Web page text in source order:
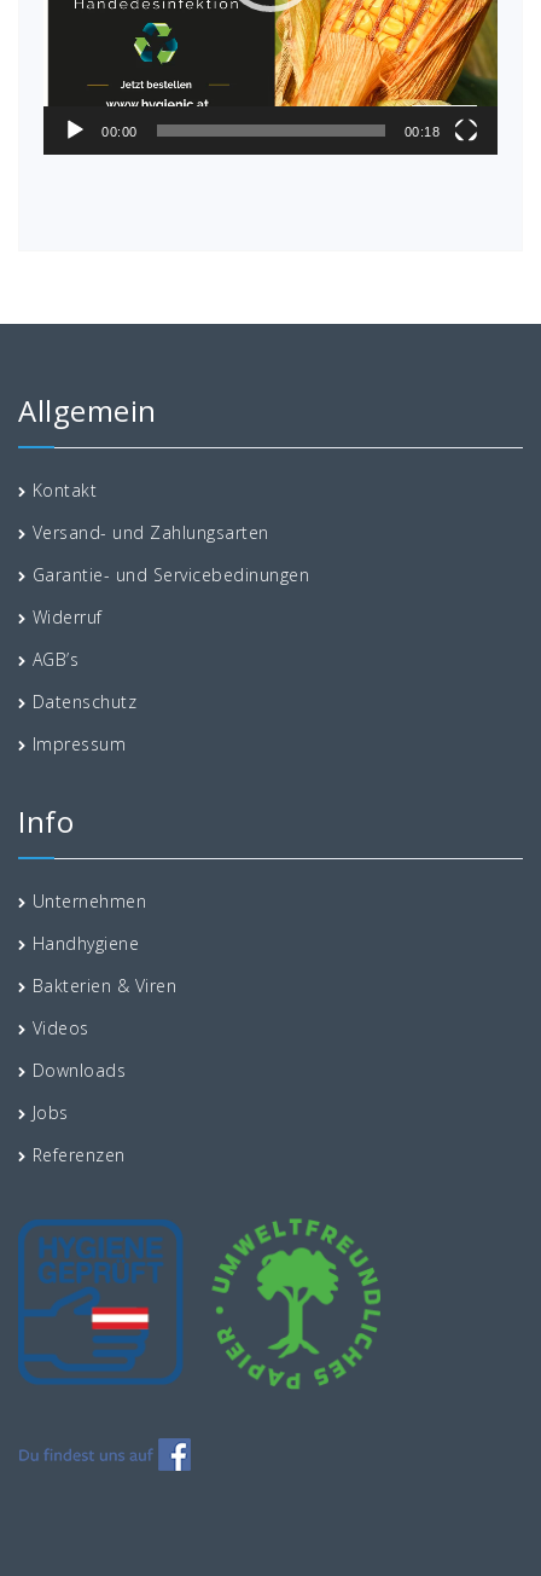
00:00 00:18
Allgemein
Kontakt
Versand- und Zahlungsarten
Garantie- und Servicebedinungen
Widerruf
AGB’s
Datenschutz
Impressum
Info
Unternehmen
Handhygiene
Bakterien & Viren
Videos
Downloads
Jobs
Referenzen